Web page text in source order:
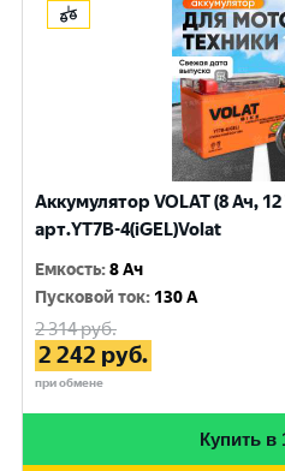
Аккумулятор VOLAT (8 Ач,
арт.YT7B-4(iGEL)Volat
Емкость:8 Ач
Пусковой ток: 130 A
2 314руб.
2 242 руб.
при обмене
Купить в